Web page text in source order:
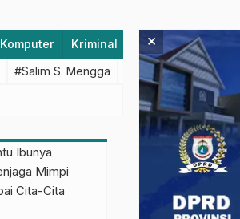
Komputer Kriminal Lifestyle
#Salim S. Mengga #featured #Polda
×